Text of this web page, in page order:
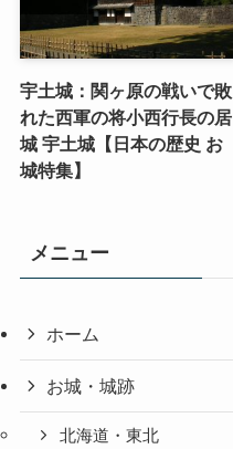
宇土城：関ヶ原の戦いで敗
れた西軍の将小西行長の居
城 宇土城【日本の歴史 お
城特集】
メニュー
ホーム
お城・城跡
北海道・東北